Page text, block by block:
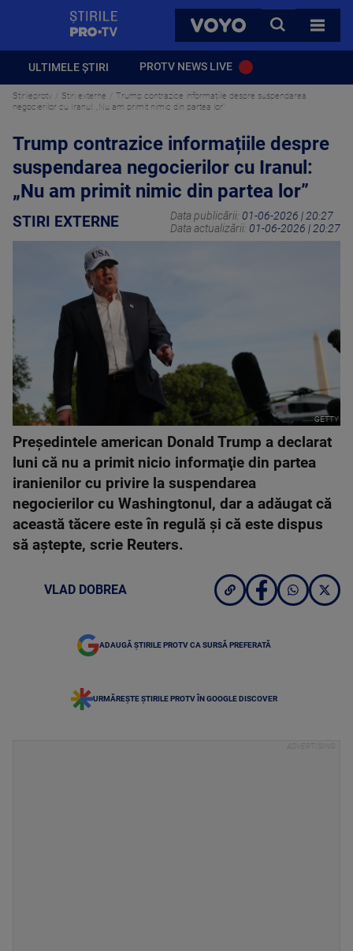
VOYO
CAUTA
TOATE
ULTIMELE ȘTIRI PROTV NEWS LIVE
Stirileprotv Stiri externe
Trump contrazice informațiile despre suspendarea
negocierilor cu Iranul: „Nu am primit nimic din partea lor”
Trump contrazice informațiile despre
suspendarea negocierilor cu Iranul:
„Nu am primit nimic din partea lor”
STIRI EXTERNE Data publicării: 01-06-2026 | 20:27
Data actualizării: 01-06-2026 | 20:27
GETTY
Preşedintele american Donald Trump a declarat
luni că nu a primit nicio informaţie din partea
iranienilor cu privire la suspendarea
negocierilor cu Washingtonul, dar a adăugat că
această tăcere este în regulă şi că este dispus
să aştepte, scrie Reuters.
VLAD DOBREA
ADAUGĂ ȘTIRILE PROTV CA SURSĂ PREFERATĂ
URMĂREȘTE ȘTIRILE PROTV ÎN GOOGLE DISCOVER